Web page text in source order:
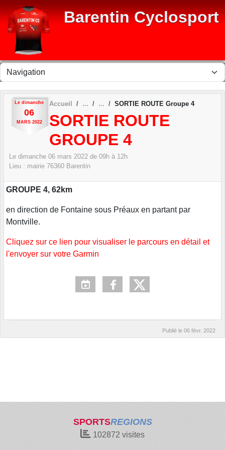
Barentin Cyclosport
Le dimanche
06
MARS 2022
Accueil SORTIE ROUTE Groupe 4
SORTIE ROUTE
GROUPE 4
Le dimanche 06 mars 2022 de 09h à 12h
Lieu : mairie 76360 Barentin
GROUPE 4, 62km
en direction de Fontaine sous Préaux en partant par
Montville.
Cliquez sur ce lien pour visualiser le parcours en détail et
l'envoyer sur votre Garmin
Publié le 06 févr. 2022
SPORTSREGIONS
102872 visites
Panneau de gestion des cookies